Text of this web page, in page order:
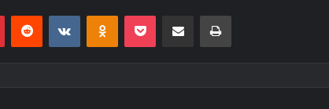
PinterestReddit VKontakteOdnoklassniki
Pocket E-Posta ile paylaş Yazdır